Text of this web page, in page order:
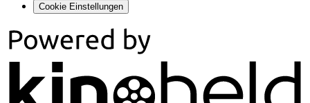
Cookie Einstellungen